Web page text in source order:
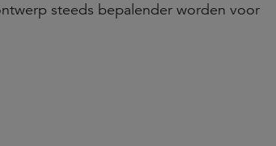
steeds bepalender worden voor